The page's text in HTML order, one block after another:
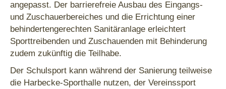
angepasst. Der barrierefreie Ausbau des Eingangs-
und Zuschauerbereiches und die Errichtung einer
behindertengerechten Sanitäranlage erleichtert
Sporttreibenden und Zuschauenden mit Behinderung
zudem zukünftig die Teilhabe.
Der Schulsport kann während der Sanierung teilweise
die Harbecke-Sporthalle nutzen, der Vereinssport